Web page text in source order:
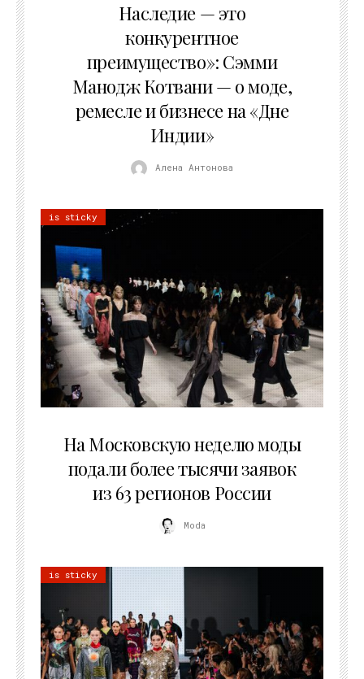
Наследие — это
конкурентное
преимущество»: Сэмми
Манодж Котвани — о моде,
ремесле и бизнесе на «Дне
Индии»
Алена Антонова
is sticky
На Московскую неделю моды
подали более тысячи заявок
из 63 регионов России
Moda
is sticky